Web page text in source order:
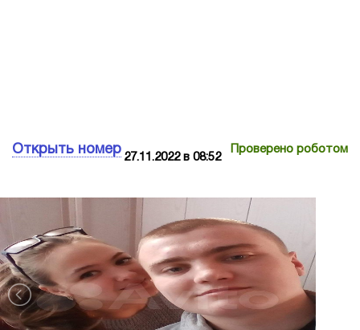
Открыть номер Проверено роботом
27.11.2022 в 08:52